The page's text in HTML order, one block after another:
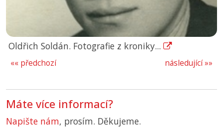
Oldřich Soldán. Fotografie z kroniky...
následující »»
«« předchozí
Máte více informací?
Napište nám, prosím. Děkujeme.